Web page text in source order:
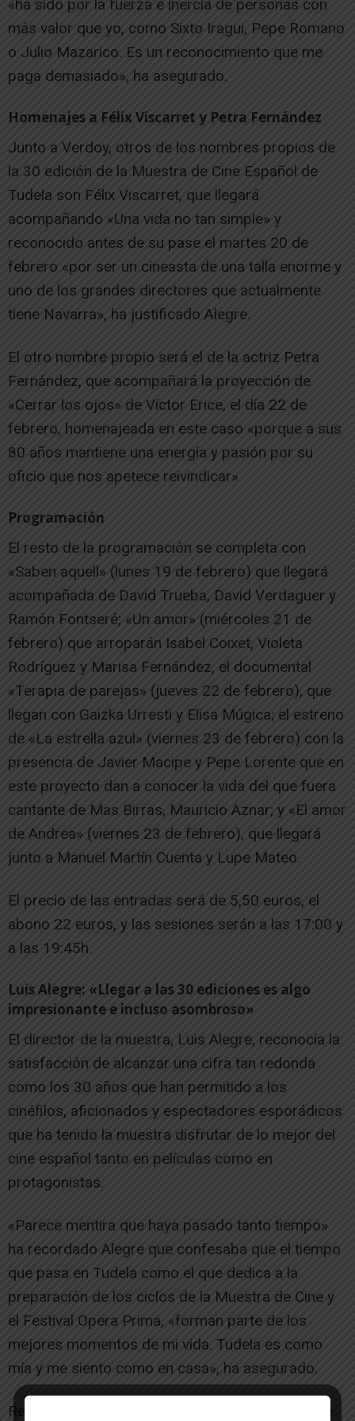
«ha sido por la fuerza e inercia de personas con
más valor que yo, como Sixto Iragui, Pepe Romano
o Julio Mazarico. Es un reconocimiento que me
paga demasiado», ha asegurado.
Homenajes a Félix Viscarret y Petra Fernández
Junto a Verdoy, otros de los nombres propios de
la 30 edición de la Muestra de Cine Español de
Tudela son Félix Viscarret, que llegará
acompañando «Una vida no tan simple» y
reconocido antes de su pase el martes 20 de
febrero «por ser un cineasta de una talla enorme y
uno de los grandes directores que actualmente
tiene Navarra», ha justificado Alegre.
El otro nombre propio será el de la actriz Petra
Fernández, que acompañará la proyección de
«Cerrar los ojos» de Víctor Erice, el día 22 de
febrero, homenajeada en este caso «porque a sus
80 años mantiene una energía y pasión por su
oficio que nos apetece reivindicar»
Programación
El resto de la programación se completa con
«Saben aquell» (lunes 19 de febrero) que llegará
acompañada de David Trueba, David Verdaguer y
Ramón Fontseré; «Un amor» (miércoles 21 de
febrero) que arroparán Isabel Coixet, Violeta
Rodríguez y Marisa Fernández, el documental
«Terapia de parejas» (jueves 22 de febrero), que
llegan con Gaizka Urresti y Elisa Múgica; el estreno
de «La estrella azul» (viernes 23 de febrero) con la
presencia de Javier Macipe y Pepe Lorente que en
este proyecto dan a conocer la vida del que fuera
cantante de Mas Birras, Mauricio Aznar; y «El amor
de Andrea» (viernes 23 de febrero), que llegará
junto a Manuel Martín Cuenta y Lupe Mateo.
El precio de las entradas será de 5,50 euros, el
abono 22 euros, y las sesiones serán a las 17:00 y
a las 19:45h.
Luis Alegre: «Llegar a las 30 ediciones es algo
impresionante e incluso asombroso»
El director de la muestra, Luis Alegre, reconocía la
satisfacción de alcanzar una cifra tan redonda
como los 30 años que han permitido a los
cinéfilos, aficionados y espectadores esporádicos
que ha tenido la muestra disfrutar de lo mejor del
cine español tanto en películas como en
protagonistas.
«Parece mentira que haya pasado tanto tiempo»
ha recordado Alegre que confesaba que el tiempo
que pasa en Tudela como el que dedica a la
preparación de los ciclos de la Muestra de Cine y
el Festival Opera Prima, «forman parte de los
mejores momentos de mi vida. Tudela es como
mía y me siento como en casa», ha asegurado.
Respecto a esta edición, Alegre ha explicado que